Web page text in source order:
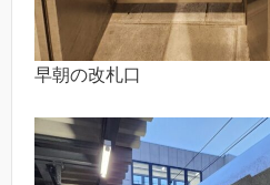
早朝の改札口